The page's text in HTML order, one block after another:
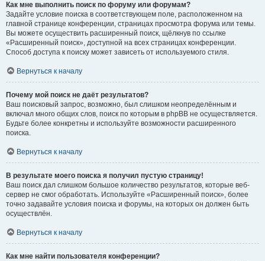
Как мне выполнить поиск по форуму или форумам?
Задайте условие поиска в соответствующем поле, расположенном на
главной странице конференции, страницах просмотра форума или темы.
Вы можете осуществить расширенный поиск, щёлкнув по ссылке
«Расширенный поиск», доступной на всех страницах конференции.
Способ доступа к поиску может зависеть от используемого стиля.
Вернуться к началу
Почему мой поиск не даёт результатов?
Ваш поисковый запрос, возможно, был слишком неопределённым и
включал много общих слов, поиск по которым в phpBB не осуществляется.
Будьте более конкретны и используйте возможности расширенного
поиска.
Вернуться к началу
В результате моего поиска я получил пустую страницу!
Ваш поиск дал слишком большое количество результатов, которые веб-
сервер не смог обработать. Используйте «Расширенный поиск», более
точно задавайте условия поиска и форумы, на которых он должен быть
осуществлён.
Вернуться к началу
Как мне найти пользователя конференции?